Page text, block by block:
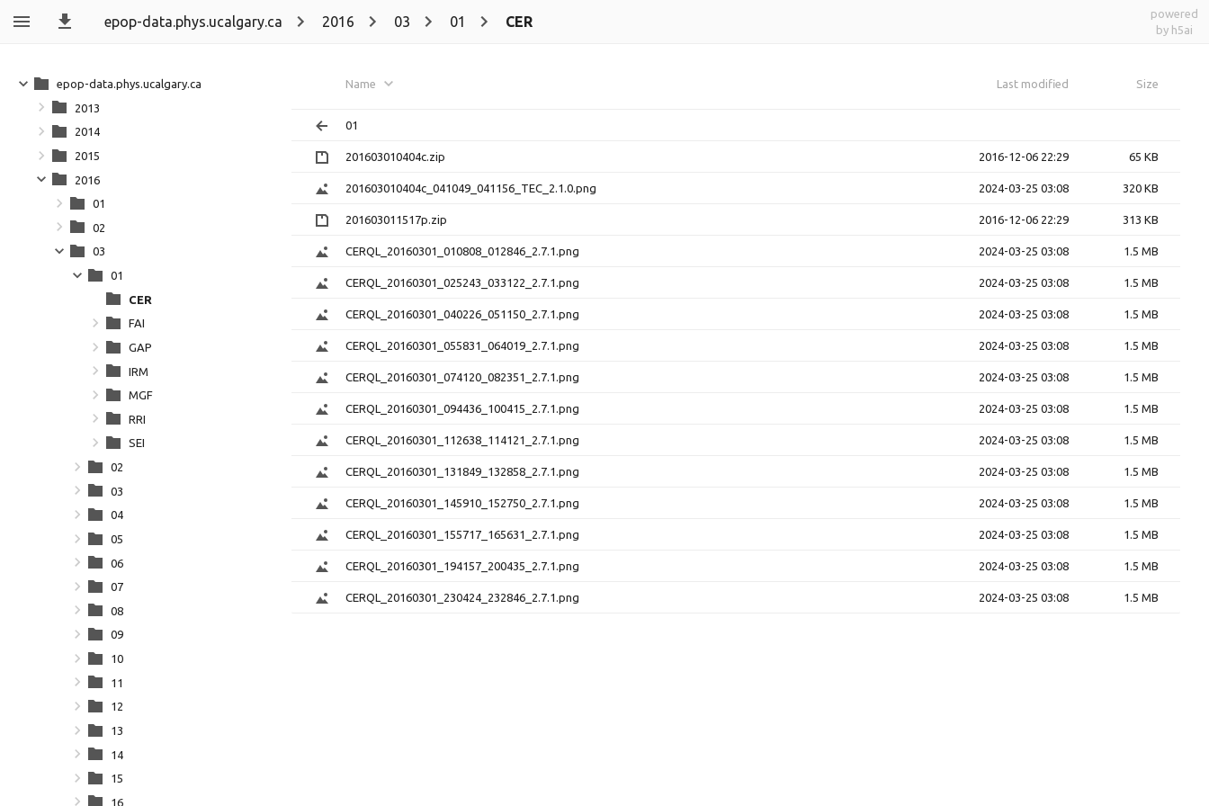
epop-data.phys.ucalgary.ca 2016 03 01 CER
powered
by h5ai
Name Last modified Size
01
201603010404c.zip 2016-12-06 22:29 65 KB
201603010404c_041049_041156_TEC_2.1.0.png 2024-03-25 03:08 320 KB
201603011517p.zip 2016-12-06 22:29 313 KB
CERQL_20160301_010808_012846_2.7.1.png 2024-03-25 03:08 1.5 MB
CERQL_20160301_025243_033122_2.7.1.png 2024-03-25 03:08 1.5 MB
CERQL_20160301_040226_051150_2.7.1.png 2024-03-25 03:08 1.5 MB
CERQL_20160301_055831_064019_2.7.1.png 2024-03-25 03:08 1.5 MB
CERQL_20160301_074120_082351_2.7.1.png 2024-03-25 03:08 1.5 MB
CERQL_20160301_094436_100415_2.7.1.png 2024-03-25 03:08 1.5 MB
CERQL_20160301_112638_114121_2.7.1.png 2024-03-25 03:08 1.5 MB
CERQL_20160301_131849_132858_2.7.1.png 2024-03-25 03:08 1.5 MB
CERQL_20160301_145910_152750_2.7.1.png 2024-03-25 03:08 1.5 MB
CERQL_20160301_155717_165631_2.7.1.png 2024-03-25 03:08 1.5 MB
CERQL_20160301_194157_200435_2.7.1.png 2024-03-25 03:08 1.5 MB
CERQL_20160301_230424_232846_2.7.1.png 2024-03-25 03:08 1.5 MB
epop-data.phys.ucalgary.ca
2013
2014
2015
2016
01
02
03
01
CER
FAI
GAP
IRM
MGF
RRI
SEI
02
03
04
05
06
07
08
09
10
11
12
13
14
15
16